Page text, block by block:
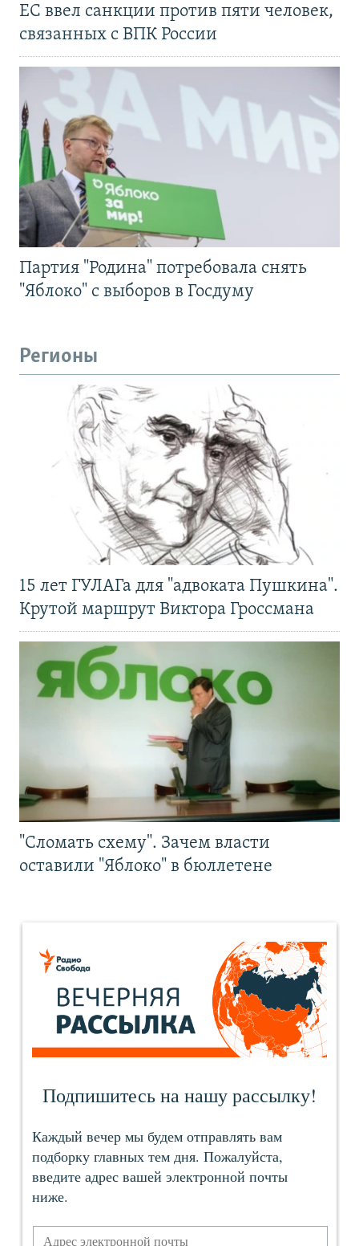
ЕС ввел санкции против пяти человек,
связанных с ВПК России
Партия "Родина" потребовала снять
"Яблоко" с выборов в Госдуму
Регионы
15 лет ГУЛАГа для "адвоката Пушкина".
Крутой маршрут Виктора Гроссмана
"Сломать схему". Зачем власти
оставили "Яблоко" в бюллетене